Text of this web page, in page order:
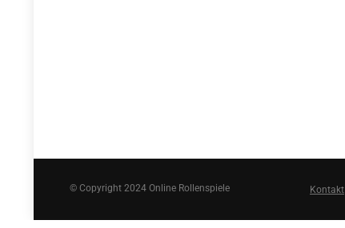
© Copyright 2024 Online Rollenspiele Kontakt